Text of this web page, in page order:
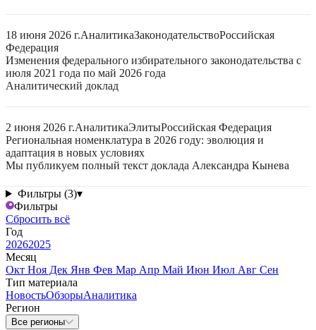
18 июня 2026 г.АналитикаЗаконодательствоРоссийская
Федерация
Изменения федерального избирательного законодательства с
июля 2021 года по май 2026 года
Аналитический доклад
2 июня 2026 г.АналитикаЭлитыРоссийская Федерация
Региональная номенклатура в 2026 году: эволюция и
адаптация в новых условиях
Мы публикуем полный текст доклада Александра Кынева
Фильтры (3)▾
Фильтры
Сбросить всё
Год
20262025
Месяц
Окт Ноя Дек Янв Фев Мар Апр Май Июн Июл Авг Сен
Тип материала
НовостьОбзорыАналитика
Регион
Все регионы